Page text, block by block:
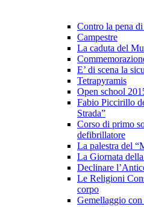
Contro la pena
Campestre
La caduta del
E’ di scena la
Tetrapyramis
Open school
Fabio Piccirillo
Strada”
Corso di primo
defibrillatore
La palestra del
La Giornata
Declinare
Le Religioni
corpo
Gemellaggio